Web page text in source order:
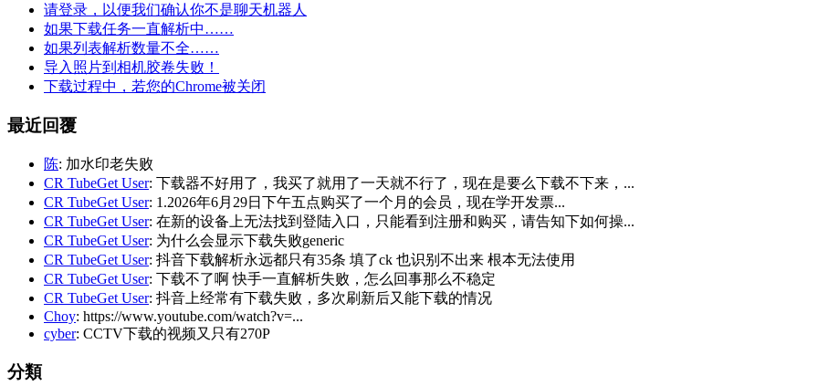
请登录，以便我们确认你不是聊天机器人
如果下载任务一直解析中……
如果列表解析数量不全……
导入照片到相机胶卷失败！
下载过程中，若您的Chrome被关闭
最近回覆
陈: 加水印老失败
CR TubeGet User: 下载器不好用了，我买了就用了一天就不行了，现在是要么下载不下来，...
CR TubeGet User: 1.2026年6月29日下午五点购买了一个月的会员，现在学开发票...
CR TubeGet User: 在新的设备上无法找到登陆入口，只能看到注册和购买，请告知下如何操...
CR TubeGet User: 为什么会显示下载失败generic
CR TubeGet User: 抖音下载解析永远都只有35条 填了ck 也识别不出来 根本无法使用
CR TubeGet User: 下载不了啊 快手一直解析失败，怎么回事那么不稳定
CR TubeGet User: 抖音上经常有下载失败，多次刷新后又能下载的情况
Choy: https://www.youtube.com/watch?v=...
cyber: CCTV下载的视频又只有270P
分類